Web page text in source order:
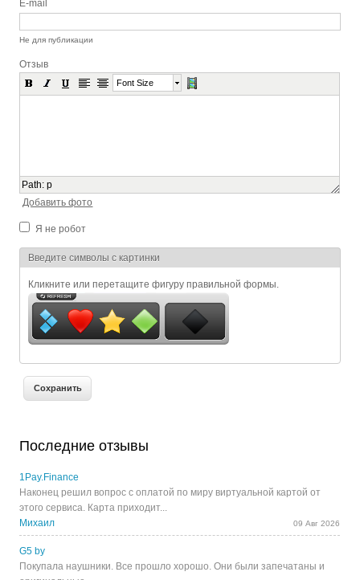
E-mail
Не для публикации
Отзыв
Font Size
Path:p
Добавить фото
Я не робот
Я спамер
Введите символы с картинки
Кликните или перетащите фигуру правильной формы.
Последние отзывы
1Pay.Finance
Наконец решил вопрос с оплатой по миру виртуальной картой от
этого сервиса. Карта приходит...
Михаил
09 Авг 2026
G5 by
Покупала наушники. Все прошло хорошо. Они были запечатаны и